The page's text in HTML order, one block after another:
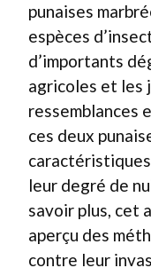
punaises
espèces
d’importants
agricoles et les
ressemblances
ces deux
leur degré de
savoir plus, cet
aperçu des
contre leur